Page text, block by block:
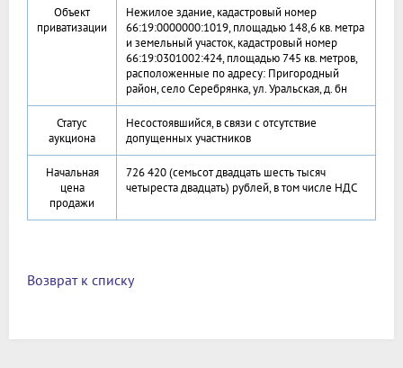
Объект
приватизации
Нежилое здание, кадастровый номер
66:19:0000000:1019, площадью 148,6 кв. метра
и земельный участок, кадастровый номер
66:19:0301002:424, площадью 745 кв. метров,
расположенные по адресу: Пригородный
район, село Серебрянка, ул. Уральская, д. бн
Статус
аукциона
Несостоявшийся, в связи с отсутствие
допущенных участников
Начальная
цена
продажи
726 420 (семьсот двадцать шесть тысяч
четыреста двадцать) рублей, в том числе НДС
Возврат к списку